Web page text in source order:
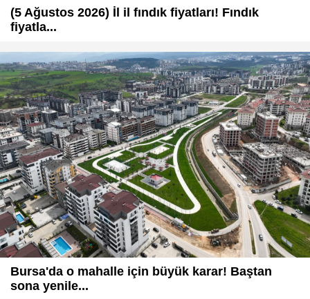
(5 Ağustos 2026) İl il fındık fiyatları! Fındık
fiyatla...
Bursa'da o mahalle için büyük karar! Baştan
sona yenile...